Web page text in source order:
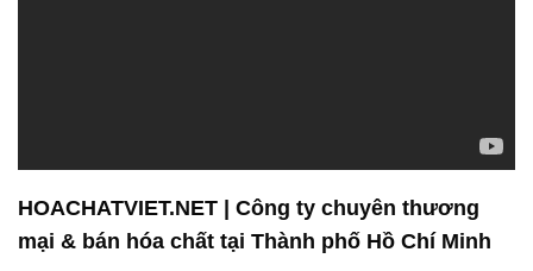
HOACHATVIET.NET | Công ty chuyên thương
mại & bán hóa chất tại Thành phố Hồ Chí Minh